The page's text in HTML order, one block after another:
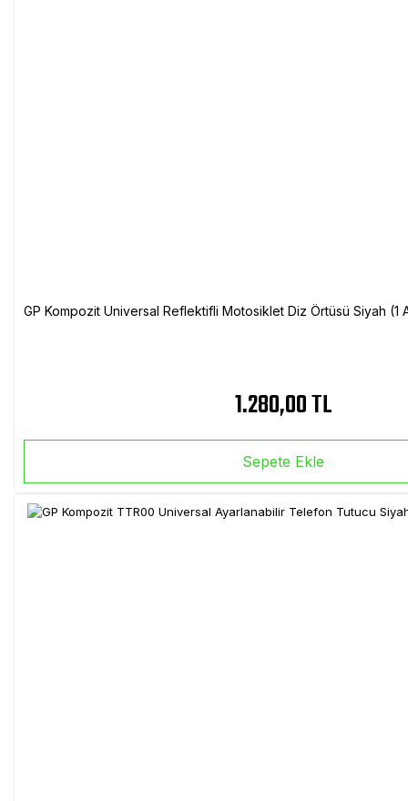
GP Kompozit Universal Reflektifli Motosiklet Diz Örtüsü Siyah
1.280,00 TL
Sepete Ekle